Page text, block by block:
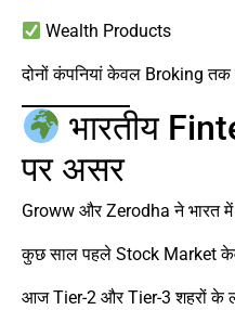
Wealth Products
दोनों कंपनियां केवल Broking तक
भारतीय
पर असर
Groww और Zerodha ने भारत में
कुछ साल पहले Stock Market
आज Tier-2 और Tier-3 शहरों के